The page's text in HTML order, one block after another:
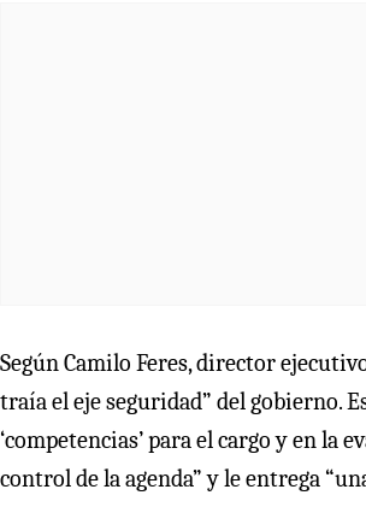
Según Camilo Feres, director
traía el eje seguridad” del gobierno.
‘competencias’ para el cargo y en la
control de la agenda” y le entrega